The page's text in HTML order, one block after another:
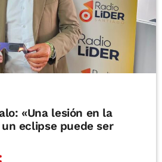
«Una lesión en la
eclipse puede ser